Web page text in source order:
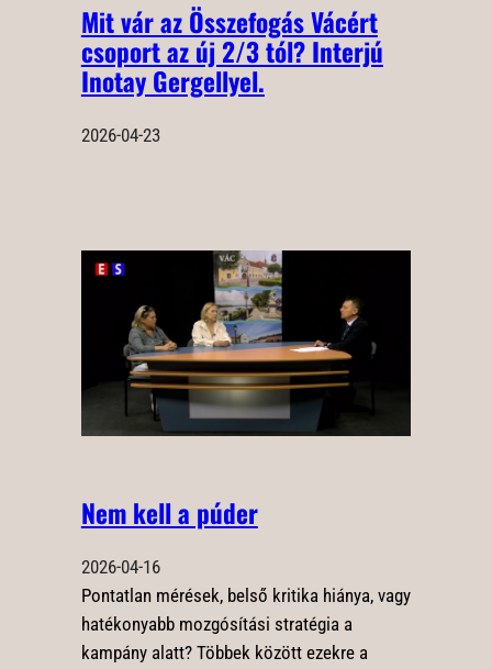
Mit vár az Összefogás Vácért
csoport az új 2/3 tól? Interjú
Inotay Gergellyel.
2026-04-23
Nem kell a púder
2026-04-16
Pontatlan mérések, belső kritika hiánya, vagy
hatékonyabb mozgósítási stratégia a
kampány alatt? Többek között ezekre a